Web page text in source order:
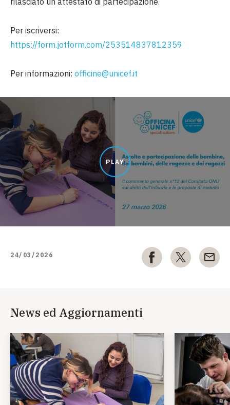
Per iscriversi:
https://form.jotform.com/253514837812359
Per informazioni: officine@unicef.it
PLAY
24/03/2026
News ed Aggiornamenti